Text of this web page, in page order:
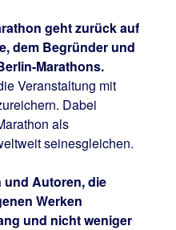
geht zurück auf
dem Begründer und
Marathons.
Veranstaltung mit
Dabei
als
seinesgleichen.
und Autoren, die
Werken
und nicht weniger